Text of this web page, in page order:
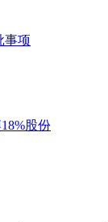
事项
股份